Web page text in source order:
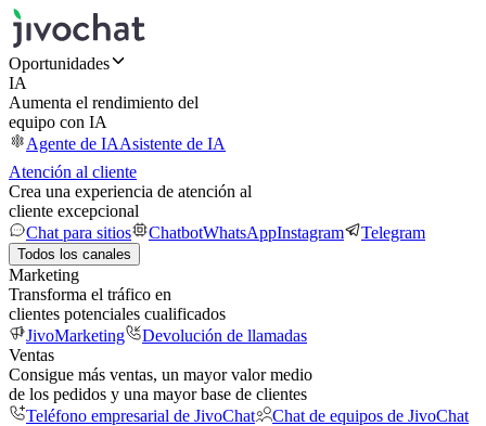
Oportunidades
IA
Aumenta el rendimiento del
equipo con IA
Agente de IAAsistente de IA
Atención al cliente
Crea una experiencia de atención al
cliente excepcional
Chat para sitios
ChatbotWhatsAppInstagram Telegram
Todos los canales
Marketing
Transforma el tráfico en
clientes potenciales cualificados
JivoMarketing
Devolución de llamadas
Ventas
Consigue más ventas, un mayor valor medio
de los pedidos y una mayor base de clientes
Teléfono empresarial de JivoChat
Chat de equipos de JivoChat